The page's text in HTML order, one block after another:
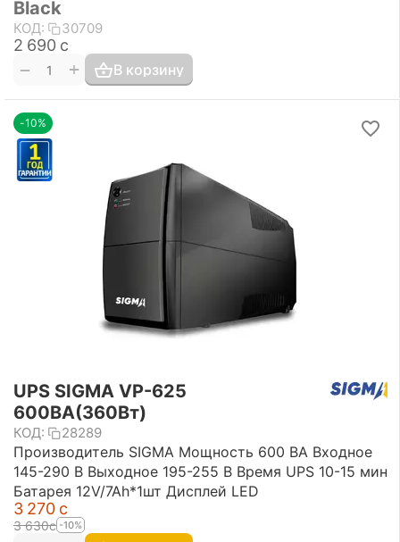
Black
КОД: 30709
2 690 с
+
− В корзину
-10%
UPS SIGMA VP-625
600ВА(360Вт)
КОД: 28289
Производитель SIGMA Мощность 600 ВА Входное
145-290 В Выходное 195-255 В Время UPS 10-15 мин
Батарея 12V/7Ah*1шт Дисплей LED
3 270 с
3 630с -10%